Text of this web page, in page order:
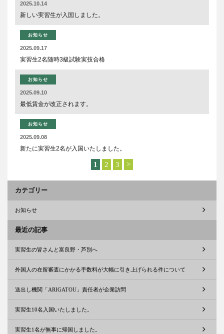
2025.10.14
新しい実習生が入国しました。
お知らせ
2025.09.17
実習生2名随時3級試験実技合格
お知らせ
2025.09.10
最低賃金が改正されます。
お知らせ
2025.09.08
新たに実習生2名が入国いたしました。
1 2 3 >
カテゴリー
お知らせ
最近の記事
実習生の皆さんと富良野・芦別へ
外国人の在留審査にかかる手数料が大幅に引き上げられる件について
送出し機関「ARIGATOU」責任者が企業訪問
実習生10名入国いたしました。
実習生1名が無事に帰国しました。